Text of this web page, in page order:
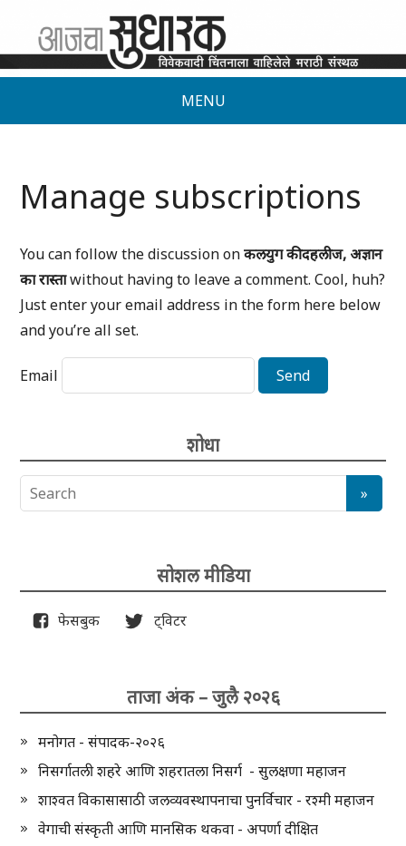
MENU
Manage subscriptions
You can follow the discussion onकलयुग की दहलीज, अज्ञान
का रास्ताwithout having to leave a comment. Cool, huh?
Just enter your email address in the form here below
and you’re all set.
Email
शोधा
सोशल मीडिया
फेसबुक ट्विटर
ताजा अंक – जुलै २०२६
मनोगत - संपादक-२०२६
निसर्गातली शहरे आणि शहरातला निसर्ग - सुलक्षणा महाजन
शाश्वत विकासासाठी जलव्यवस्थापनाचा पुनर्विचार - रश्मी महाजन
वेगाची संस्कृती आणि मानसिक थकवा - अपर्णा दीक्षित